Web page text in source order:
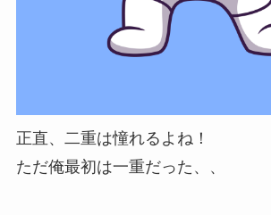
正直、二重は憧れるよね！
ただ俺最初は一重だった、、